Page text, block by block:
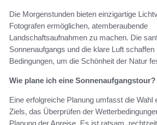
Die Morgenstunden bieten einzigartige
Fotografen ermöglichen, atemberaubende
Landschaftsaufnahmen zu machen. Die
Sonnenaufgangs und die klare Luft schaffen
Bedingungen, um die Schönheit der Natur
Wie plane ich eine Sonnenaufgangstour?
Eine erfolgreiche Planung umfasst die Wahl
Ziels, das Überprüfen der